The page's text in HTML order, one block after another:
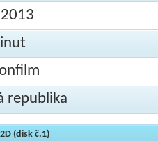
republika
(disk č.1)